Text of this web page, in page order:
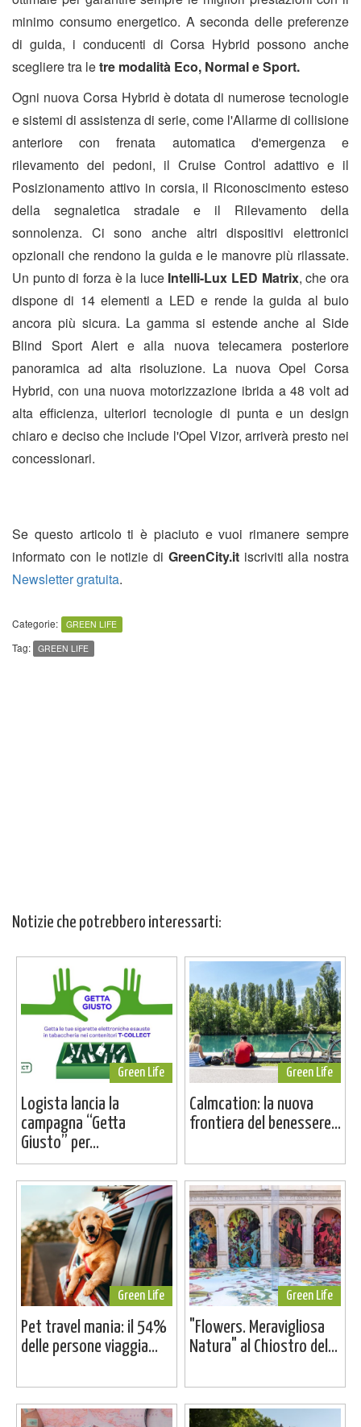
minimo consumo energetico. A seconda delle preferenze
di guida, i conducenti di Corsa Hybrid possono anche
scegliere tra letre modalità Eco, Normal e Sport.
Ogni nuova Corsa Hybrid è dotata di numerose tecnologie
e sistemi di assistenza di serie, come l'Allarme di collisione
anteriore con frenata automatica d'emergenza e
rilevamento dei pedoni, il Cruise Control adattivo e il
Posizionamento attivo in corsia, il Riconoscimento esteso
della segnaletica stradale e il Rilevamento della
sonnolenza. Ci sono anche altri dispositivi elettronici
opzionali che rendono la guida e le manovre più rilassate.
Un punto di forza è la luce Intelli-Lux LED Matrix, che ora
dispone di 14 elementi a LED e rende la guida al buio
ancora più sicura. La gamma si estende anche al Side
Blind Sport Alert e alla nuova telecamera posteriore
panoramica ad alta risoluzione. La nuova Opel Corsa
Hybrid, con una nuova motorizzazione ibrida a 48 volt ad
alta efficienza, ulteriori tecnologie di punta e un design
chiaro e deciso che include l'Opel Vizor, arriverà presto nei
concessionari.
Se questo articolo ti è piaciuto e vuoi rimanere sempre
informato con le notizie di GreenCity.itiscriviti alla nostra
Newsletter gratuita.
Categorie: GREEN LIFE
Tag: GREEN LIFE
Notizie che potrebbero interessarti:
Green Life
Logista lancia la
campagna “Getta
Giusto” per...
Green Life
Calmcation: la nuova
frontiera del benessere...
Green Life
Pet travel mania: il 54%
delle persone viaggia...
Green Life
"Flowers. Meravigliosa
Natura" al Chiostro del...